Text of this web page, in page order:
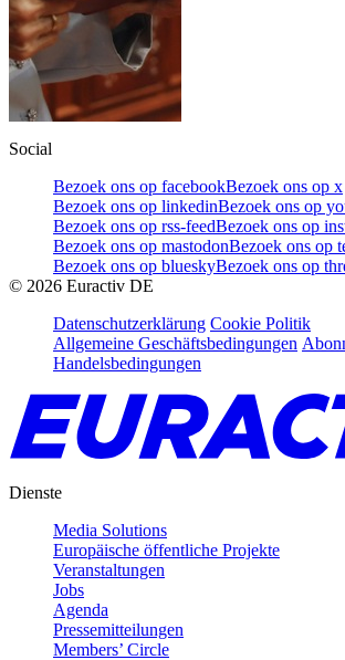
Social
Bezoek ons op facebookBezoek ons op x
Bezoek ons op linkedinBezoek ons op
Bezoek ons op rss-feedBezoek ons op
Bezoek ons op mastodonBezoek ons op
Bezoek ons op blueskyBezoek ons op
© 2026 Euractiv DE
Datenschutzerklärung Cookie Politik
Allgemeine Geschäftsbedingungen
Handelsbedingungen
Dienste
Media Solutions
Europäische öffentliche Projekte
Veranstaltungen
Jobs
Agenda
Pressemitteilungen
Members’ Circle